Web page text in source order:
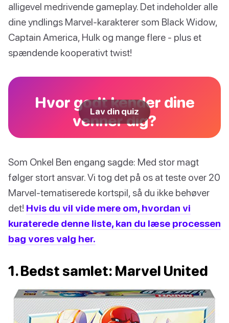
alligevel medrivende gameplay. Det indeholder alle
dine yndlings Marvel-karakterer som Black Widow,
Captain America, Hulk og mange flere - plus et
spændende kooperativt twist!
Hvor godt kender dine
venner dig?
Lav din quiz
Som Onkel Ben engang sagde: Med stor magt
følger stort ansvar. Vi tog det på os at teste over 20
Marvel-tematiserede kortspil, så du ikke behøver
det! Hvis du vil vide mere om, hvordan vi
kuraterede denne liste, kan du læse processen
bag vores valg her.
1. Bedst samlet: Marvel United